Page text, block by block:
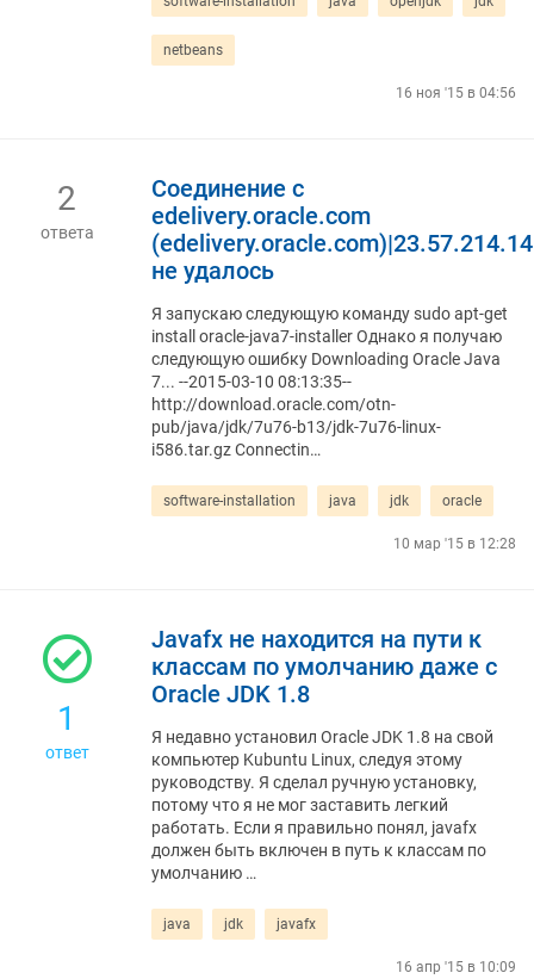
netbeans
16 ноя '15 в 04:56
2
ответа
Соединение с
edelivery.oracle.com
не удалось
Я запускаю следующую команду sudo apt-get
install oracle-java7-installer Однако я получаю
следующую ошибку Downloading Oracle Java
7... --2015-03-10 08:13:35--
http://download.oracle.com/otn-
pub/java/jdk/7u76-b13/jdk-7u76-linux-
i586.tar.gz Connectin…
software-installation java jdk oracle
10 мар '15 в 12:28
1
ответ
Javafx не находится на пути к
классам по умолчанию даже с
Oracle JDK 1.8
Я недавно установил Oracle JDK 1.8 на свой
компьютер Kubuntu Linux, следуя этому
руководству. Я сделал ручную установку,
потому что я не мог заставить легкий
работать. Если я правильно понял, javafx
должен быть включен в путь к классам по
умолчанию …
java jdk javafx
16 апр '15 в 10:09